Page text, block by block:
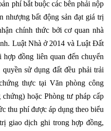
phí bắt buộc các bên phải nộp
nhượng bất động sản đạt giá trị
chính thức bởi cơ quan nhà
Luật Nhà ở 2014 và Luật Đất
đồng liên quan đến chuyển
sử dụng đất đều phải trải
thực tại Văn phòng công
hoặc Phòng tư pháp cấp
thu phí được áp dụng theo biểu
giao dịch ghi trong hợp đồng,